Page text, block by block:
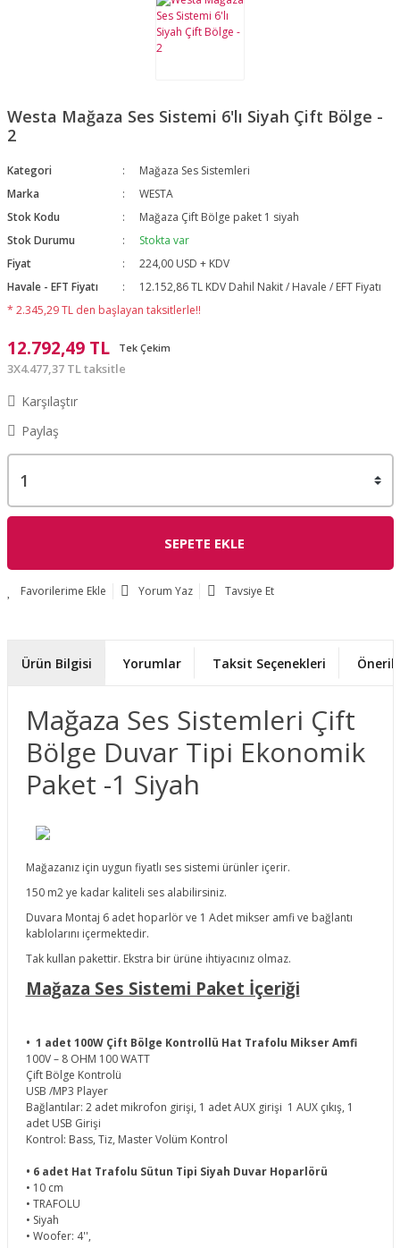
Westa Mağaza Ses Sistemi 6'lı Siyah Çift Bölge -
2
Kategori
Mağaza Ses Sistemleri
Marka
WESTA
Stok Kodu
Mağaza Çift Bölge paket 1 siyah
Stok Durumu
Stokta var
Fiyat
224,00 USD + KDV
Havale - EFT Fiyatı
12.152,86 TL KDV Dahil Nakit / Havale / EFT Fiyatı
* 2.345,29 TL den başlayan taksitlerle!!
12.792,49 TL Tek Çekim
3X4.477,37 TL taksitle
Karşılaştır
Paylaş
SEPETE EKLE
Yorum Yaz Tavsiye Et
Ürün Bilgisi Yorumlar Taksit Seçenekleri
Mağaza Ses Sistemleri Çift
Bölge Duvar Tipi Ekonomik
Paket -1 Siyah
Mağazanız için uygun fiyatlı ses sistemi ürünler içerir.
150 m2 ye kadar kaliteli ses alabilirsiniz.
Duvara Montaj 6 adet hoparlör ve 1 Adet mikser amfi ve bağlantı
kablolarını içermektedir.
Tak kullan pakettir. Ekstra bir ürüne ihtiyacınız olmaz.
Mağaza Ses Sistemi Paket İçeriği
• 1 adet 100W Çift Bölge Kontrollü Hat Trafolu Mikser Amfi
100V – 8 OHM 100 WATT
Çift Bölge Kontrolü
USB /MP3 Player
Bağlantılar: 2 adet mikrofon girişi, 1 adet AUX girişi 1 AUX çıkış, 1
adet USB Girişi
Kontrol: Bass, Tiz, Master Volüm Kontrol
• 6 adet Hat Trafolu Sütun Tipi Siyah Duvar Hoparlörü
• 10 cm
• TRAFOLU
• Siyah
• Woofer: 4'',